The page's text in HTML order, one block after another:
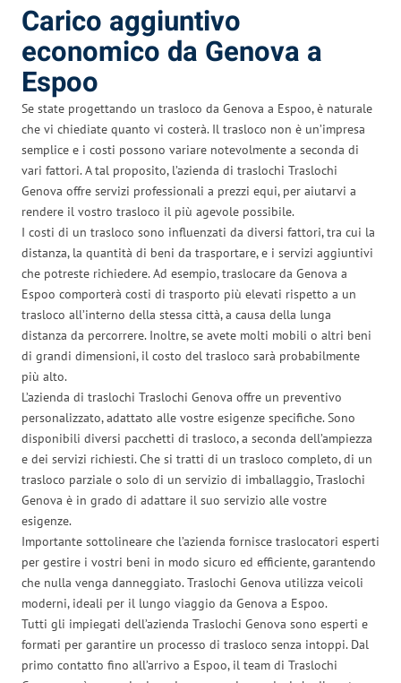
Carico aggiuntivo
economico da Genova a
Espoo
Se state progettando un trasloco da Genova a Espoo, è naturale
che vi chiediate quanto vi costerà. Il trasloco non è un’impresa
semplice e i costi possono variare notevolmente a seconda di
vari fattori. A tal proposito, l’azienda di traslochi Traslochi
Genova offre servizi professionali a prezzi equi, per aiutarvi a
rendere il vostro trasloco il più agevole possibile.
I costi di un trasloco sono influenzati da diversi fattori, tra cui la
distanza, la quantità di beni da trasportare, e i servizi aggiuntivi
che potreste richiedere. Ad esempio, traslocare da Genova a
Espoo comporterà costi di trasporto più elevati rispetto a un
trasloco all’interno della stessa città, a causa della lunga
distanza da percorrere. Inoltre, se avete molti mobili o altri beni
di grandi dimensioni, il costo del trasloco sarà probabilmente
più alto.
L’azienda di traslochi Traslochi Genova offre un preventivo
personalizzato, adattato alle vostre esigenze specifiche. Sono
disponibili diversi pacchetti di trasloco, a seconda dell’ampiezza
e dei servizi richiesti. Che si tratti di un trasloco completo, di un
trasloco parziale o solo di un servizio di imballaggio, Traslochi
Genova è in grado di adattare il suo servizio alle vostre
esigenze.
Importante sottolineare che l’azienda fornisce traslocatori esperti
per gestire i vostri beni in modo sicuro ed efficiente, garantendo
che nulla venga danneggiato. Traslochi Genova utilizza veicoli
moderni, ideali per il lungo viaggio da Genova a Espoo.
Tutti gli impiegati dell’azienda Traslochi Genova sono esperti e
formati per garantire un processo di trasloco senza intoppi. Dal
primo contatto fino all’arrivo a Espoo, il team di Traslochi